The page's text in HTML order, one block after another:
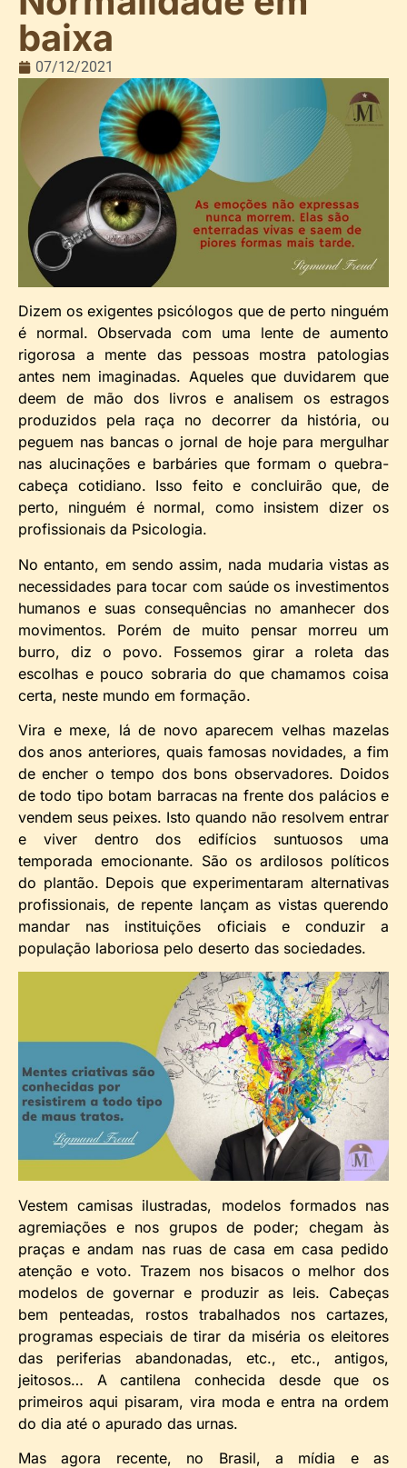
baixa
07/12/2021
Dizem os exigentes psicólogos que de perto ninguém
é normal. Observada com uma lente de aumento
rigorosa a mente das pessoas mostra patologias
antes nem imaginadas. Aqueles que duvidarem que
deem de mão dos livros e analisem os estragos
produzidos pela raça no decorrer da história, ou
peguem nas bancas o jornal de hoje para mergulhar
nas alucinações e barbáries que formam o quebra-
cabeça cotidiano. Isso feito e concluirão que, de
perto, ninguém é normal, como insistem dizer os
profissionais da Psicologia.
No entanto, em sendo assim, nada mudaria vistas as
necessidades para tocar com saúde os investimentos
humanos e suas consequências no amanhecer dos
movimentos. Porém de muito pensar morreu um
burro, diz o povo. Fossemos girar a roleta das
escolhas e pouco sobraria do que chamamos coisa
certa, neste mundo em formação.
Vira e mexe, lá de novo aparecem velhas mazelas
dos anos anteriores, quais famosas novidades, a fim
de encher o tempo dos bons observadores. Doidos
de todo tipo botam barracas na frente dos palácios e
vendem seus peixes. Isto quando não resolvem entrar
e viver dentro dos edifícios suntuosos uma
temporada emocionante. São os ardilosos políticos
do plantão. Depois que experimentaram alternativas
profissionais, de repente lançam as vistas querendo
mandar nas instituições oficiais e conduzir a
população laboriosa pelo deserto das sociedades.
Vestem camisas ilustradas, modelos formados nas
agremiações e nos grupos de poder; chegam às
praças e andam nas ruas de casa em casa pedido
atenção e voto. Trazem nos bisacos o melhor dos
modelos de governar e produzir as leis. Cabeças
bem penteadas, rostos trabalhados nos cartazes,
programas especiais de tirar da miséria os eleitores
das periferias abandonadas, etc., etc., antigos,
jeitosos… A cantilena conhecida desde que os
primeiros aqui pisaram, vira moda e entra na ordem
do dia até o apurado das urnas.
Mas agora recente, no Brasil, a mídia e as